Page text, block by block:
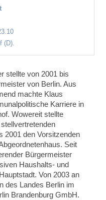
(D).
stellte von 2001 bis
von Berlin. Aus
machte Klaus
Karriere in
Wowereit stellte
2001 den Vorsitzenden
Seit
Bürgermeister
Haushalts- und
Von 2003 an
des Landes Berlin im
Brandenburg GmbH.